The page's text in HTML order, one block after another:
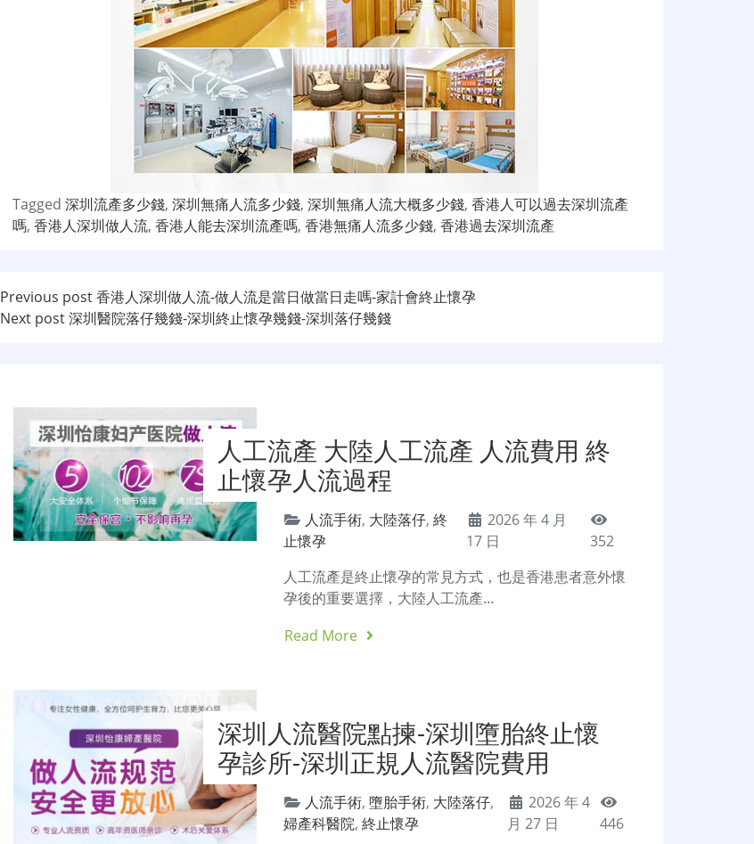
Tagged 深圳流產多少錢, 深圳無痛人流多少錢, 深圳無痛人流大概多少錢, 香港人可以過去深圳流產
嗎, 香港人深圳做人流, 香港人能去深圳流產嗎, 香港無痛人流多少錢, 香港過去深圳流產
文
章
航
Previous post香港人深圳做人流-做人流是當日做當日走嗎-家計會終止懷孕
Next post深圳醫院落仔幾錢-深圳終止懷孕幾錢-深圳落仔幾錢
人工流產 大陸人工流產 人流費用 終
止懷孕人流過程
人流手術, 大陸落仔,終
止懷孕
2026 年 4 月
17 日
352
人工流產是終止懷孕的常見方式，也是香港患者意外懷
孕後的重要選擇，大陸人工流產…
Read More
深圳人流醫院點揀-深圳墮胎終止懷
孕診所-深圳正規人流醫院費用
人流手術,墮胎手術, 大陸落仔,
婦產科醫院,終止懷孕
2026 年 4
月 27 日
446